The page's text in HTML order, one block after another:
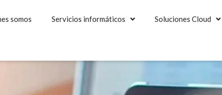
somos Servicios informáticos Soluciones Cloud